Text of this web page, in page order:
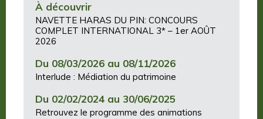
À découvrir
NAVETTE HARAS DU PIN: CONCOURS
COMPLET INTERNATIONAL 3* – 1er AOÛT
2026
Du 08/03/2026 au 08/11/2026
Interlude : Médiation du patrimoine
Du 02/02/2024 au 30/06/2025
Retrouvez le programme des animations